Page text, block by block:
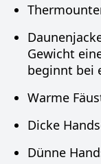
Gewicht
beginnt bei
Warme
Dicke
Dünne